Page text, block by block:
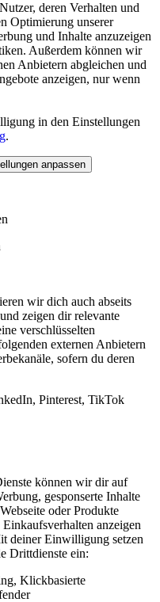
deren Verhalten und
Optimierung unserer
und Inhalte anzuzeigen
Außerdem können wir
Anbietern abgleichen und
anzeigen, nur wenn
in den Einstellungen
.
anpassen
wir dich auch abseits
zeigen dir relevante
verschlüsselten
externen Anbietern
sofern du deren
Pinterest, TikTok
können wir dir auf
gesponserte Inhalte
oder Produkte
anzeigen
deiner Einwilligung setzen
Drittdienste ein:
Klickbasierte